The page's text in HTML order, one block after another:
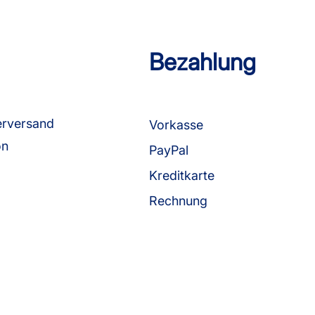
Bezahlung
Vorkasse
PayPal
Kreditkarte
Rechnung